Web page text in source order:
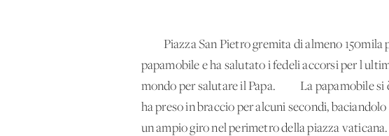
Piazza San Pietro gremita di almeno 150mila
papamobile e ha salutato i fedeli accorsi per
mondo per salutare il Papa. La papamobile si è
ha preso in braccio per alcuni secondi,
un ampio giro nel perimetro della piazza vaticana.